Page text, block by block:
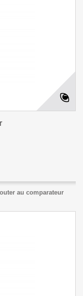
au comparateur